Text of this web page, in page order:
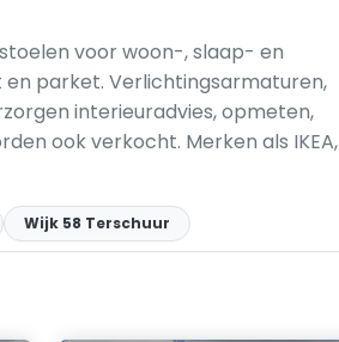
voor woon-, slaap- en
parket. Verlichtingsarmaturen,
interieuradvies, opmeten,
ook verkocht. Merken als IKEA,
Wijk 58 Terschuur